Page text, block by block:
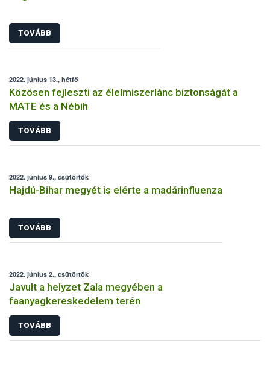
TOVÁBB
2022. június 13., hétfő
Közösen fejleszti az élelmiszerlánc biztonságát a
MATE és a Nébih
TOVÁBB
2022. június 9., csütörtök
Hajdú-Bihar megyét is elérte a madárinfluenza
TOVÁBB
2022. június 2., csütörtök
Javult a helyzet Zala megyében a
faanyagkereskedelem terén
TOVÁBB